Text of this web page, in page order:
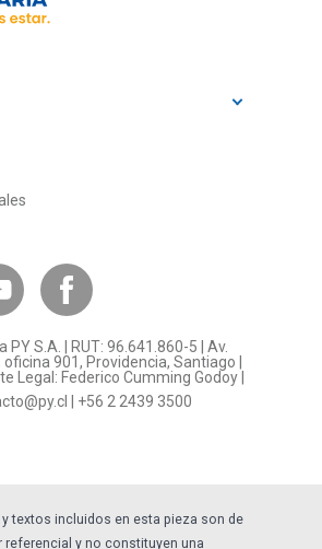
en PY?
frecuentes
PY
Condiciones
PY S.A. | RUT: 96.641.860-5 | Av.
901, Providencia, Santiago |
Legal: Federico Cumming Godoy |
+56 2 2439 3500
y textos incluidos en esta pieza son de
referencial y no constituyen una